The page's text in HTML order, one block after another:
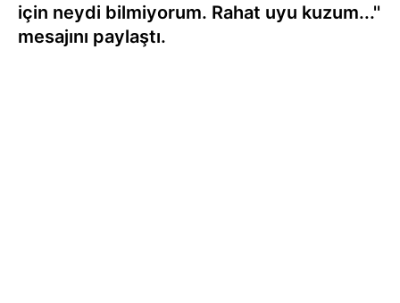
için neydi bilmiyorum. Rahat uyu kuzum...''
mesajını paylaştı.